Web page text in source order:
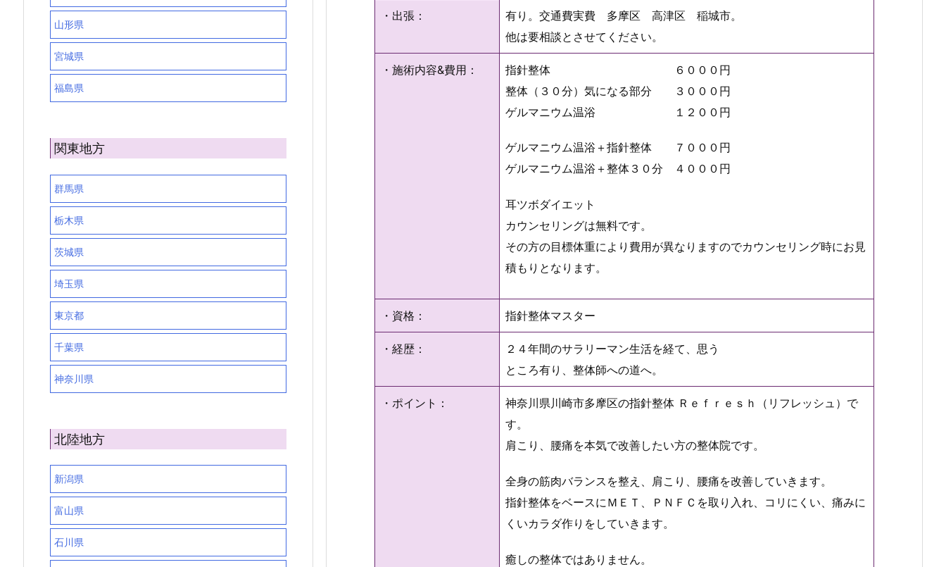
・出張：
有り。交通費実費 多摩区 高津区 稲城市。
他は要相談とさせてください。
・施術内容&費用：
指針整体 ６０００円
整体（３０分）気になる部分 ３０００円
ゲルマニウム温浴 １２００円
ゲルマニウム温浴＋指針整体 ７０００円
ゲルマニウム温浴＋整体３０分 ４０００円
耳ツボダイエット
カウンセリングは無料です。
その方の目標体重により費用が異なりますのでカウンセリング時にお見
積もりとなります。
・資格： 指針整体マスター
・経歴：
２４年間のサラリーマン生活を経て、思う
ところ有り、整体師への道へ。
・ポイント：
神奈川県川崎市多摩区の指針整体 Ｒｅｆｒｅｓｈ（リフレッシュ）で
す。
肩こり、腰痛を本気で改善したい方の整体院です。
全身の筋肉バランスを整え、肩こり、腰痛を改善していきます。
指針整体をベースにＭＥＴ、ＰＮＦＣを取り入れ、コリにくい、痛みに
くいカラダ作りをしていきます。
癒しの整体ではありません。
山形県
宮城県
福島県
関東地方
群馬県
栃木県
茨城県
埼玉県
東京都
千葉県
神奈川県
北陸地方
新潟県
富山県
石川県